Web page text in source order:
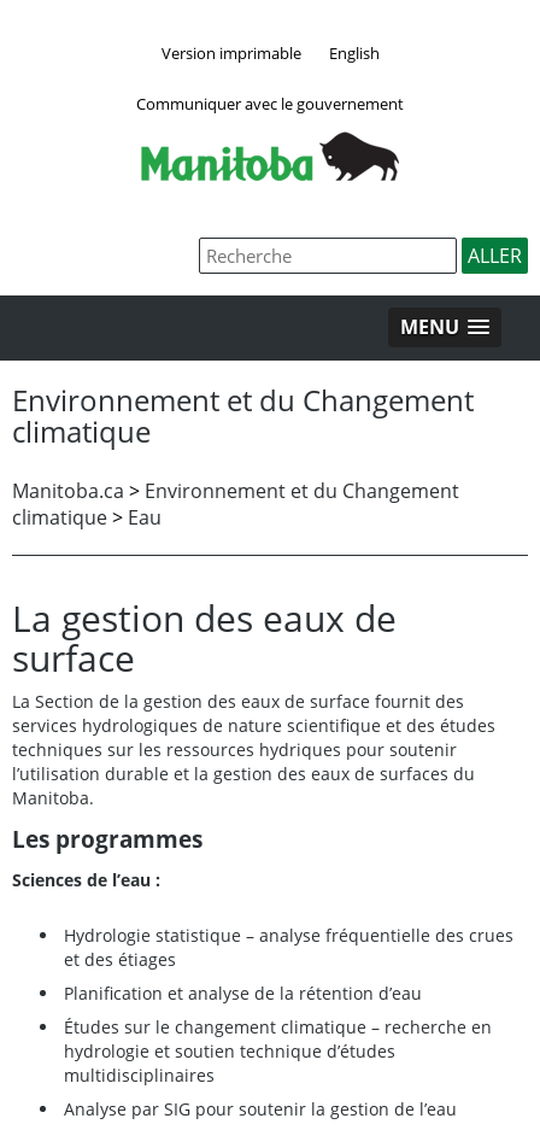
Version imprimable English
Communiquer avec le gouvernement
MENU
Environnement et du Changement
climatique
Manitoba.ca > Environnement et du Changement
climatique> Eau
La gestion des eaux de
surface
La Section de la gestion des eaux de surface fournit des
services hydrologiques de nature scientifique et des études
techniques sur les ressources hydriques pour soutenir
l’utilisation durable et la gestion des eaux de surfaces du
Manitoba.
Les programmes
Sciences de l’eau :
Hydrologie statistique – analyse fréquentielle des crues
et des étiages
Planification et analyse de la rétention d’eau
Études sur le changement climatique – recherche en
hydrologie et soutien technique d’études
multidisciplinaires
Analyse par SIG pour soutenir la gestion de l’eau